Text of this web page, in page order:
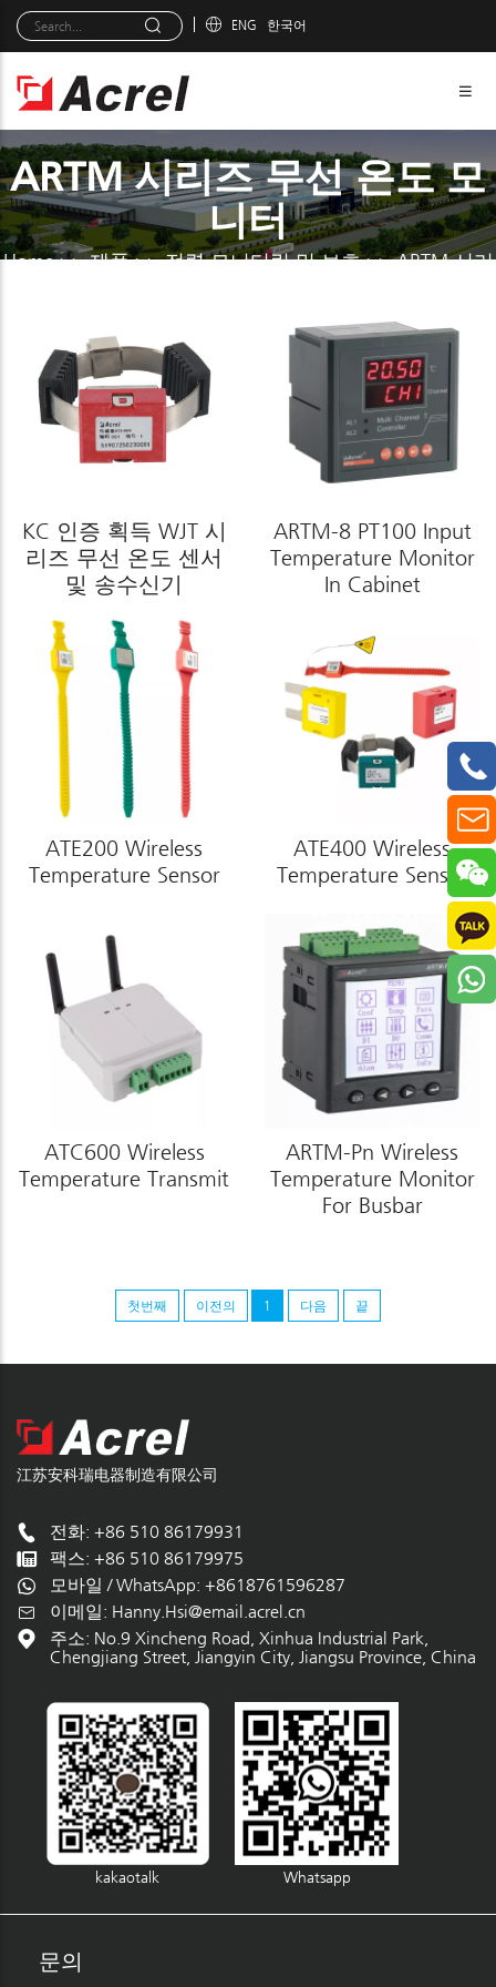
ENG 한국어
ARTM 시리즈 무선 온도 모
니터
Home>>제품>>전력 모니터링 및 보호>>ARTM 시리
KC 인증 획득 WJT 시
리즈 무선 온도 센서
및 송수신기
ARTM-8 PT100 Input
Temperature Monitor
In Cabinet
ATE200 Wireless
Temperature Sensor
ATE400 Wireless
Temperature Sensor
ATC600 Wireless
Temperature Transmit
ARTM-Pn Wireless
Temperature Monitor
For Busbar
첫번째 이전의 1 다음 끝
江苏安科瑞电器制造有限公司
전화: +86 510 86179931
팩스: +86 510 86179975
모바일 / WhatsApp: +8618761596287
이메일: Hanny.Hsi@email.acrel.cn
주소: No.9 Xincheng Road, Xinhua Industrial Park,
Chengjiang Street, Jiangyin City, Jiangsu Province, China
kakaotalk Whatsapp
문의